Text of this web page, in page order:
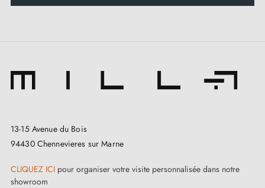
13-15 Avenue du Bois
94430 Chennevieres sur Marne
CLIQUEZ ICI pour organiser votre visite personnalisée dans notre
showroom